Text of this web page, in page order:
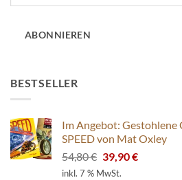
ABONNIEREN
BESTSELLER
Im Angebot: Gestohlene
SPEED von Mat Oxley
54,80€ Ursprünglicher
Preis
39,90€Aktueller
inkl. 7 % MwSt.